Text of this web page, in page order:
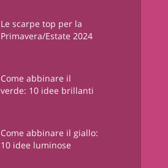
Le scarpe top per la
Primavera/Estate 2024
Come abbinare il
verde: 10 idee brillanti
Come abbinare il giallo:
10 idee luminose